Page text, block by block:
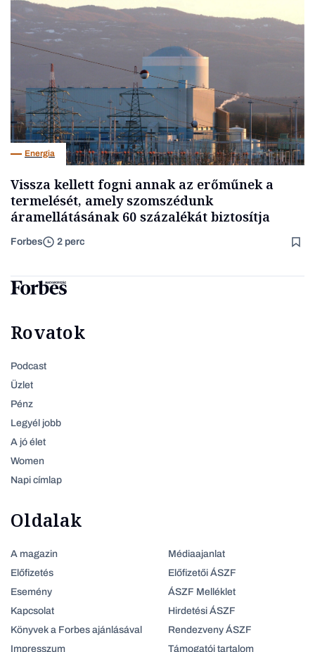
Energia
Vissza kellett fogni annak az erőműnek a
termelését, amely szomszédunk
áramellátásának 60 százalékát biztosítja
Forbes 2 perc
Rovatok
Podcast
Üzlet
Pénz
Legyél jobb
A jó élet
Women
Napi címlap
Oldalak
A magazin
Előfizetés
Esemény
Kapcsolat
Könyvek a Forbes ajánlásával
Impresszum
Médiaajanlat
Előfizetői ÁSZF
ÁSZF Melléklet
Hirdetési ÁSZF
Rendezveny ÁSZF
Támogatói tartalom